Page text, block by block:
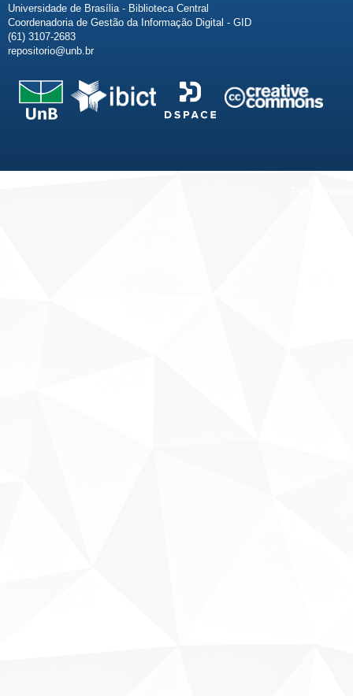
Universidade de Brasília - Biblioteca Central
Coordenadoria de Gestão da Informação Digital - GID
(61) 3107-2683
repositorio@unb.br